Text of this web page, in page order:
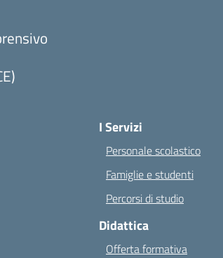
I Servizi
Personale scolastico
Famiglie e studenti
Percorsi di studio
Didattica
Offerta formativa